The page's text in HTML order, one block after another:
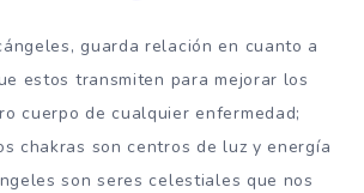
guarda relación en cuanto a
estos transmiten para mejorar los
cuerpo de cualquier enfermedad;
chakras son centros de luz y energía
son seres celestiales que nos